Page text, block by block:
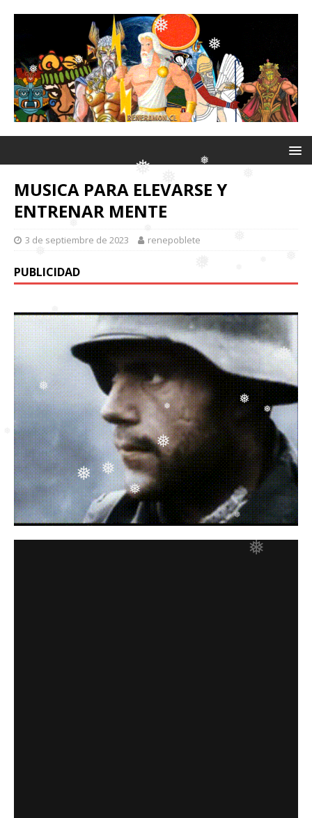
❅
❅
❅
❅
❅
❅
❅
❅
❅
❅
❅
❅
❅
❅ ❅
❅
❅
❅
❅
❅
❅ ❅
MUSICA PARA ELEVARSE Y
ENTRENAR MENTE
3 de septiembre de 2023 renepoblete
PUBLICIDAD